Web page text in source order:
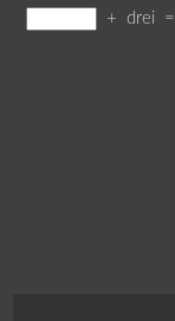
+
drei =